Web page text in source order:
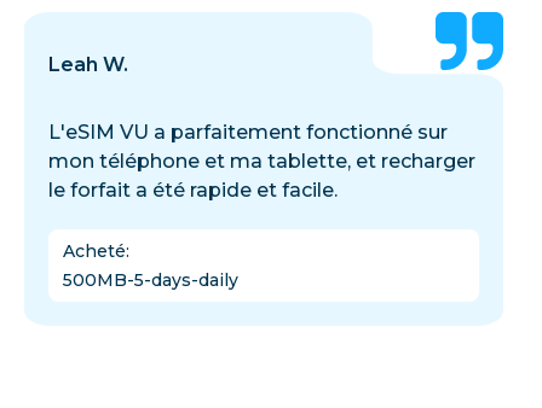
Leah W.
L'eSIM VU a parfaitement fonctionné sur
mon téléphone et ma tablette, et recharger
le forfait a été rapide et facile.
Acheté:
500MB-5-days-daily